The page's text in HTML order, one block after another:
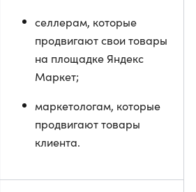
селлерам, которые
продвигают свои товары
на площадке Яндекс
Маркет;
маркетологам, которые
продвигают товары
клиента.